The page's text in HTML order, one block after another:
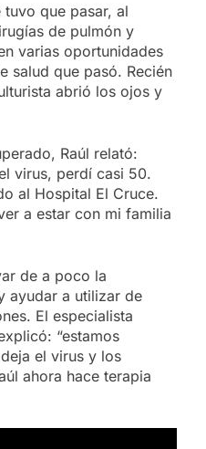
que pasar, al
de pulmón y
varias oportunidades
salud que pasó. Recién
abrió los ojos y
Raúl relató:
virus, perdí casi 50.
al Hospital El Cruce.
a estar con mi familia
de a poco la
ayudar a utilizar de
El especialista
“estamos
el virus y los
ahora hace terapia